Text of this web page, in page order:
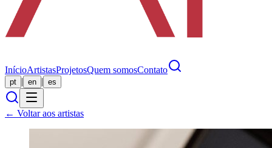
InícioArtistasProjetosQuem somosContato
pt | en | es
← Voltar aos artistas